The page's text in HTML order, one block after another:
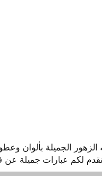
الجميلة بألوان
لكم عبارات جميلة عن